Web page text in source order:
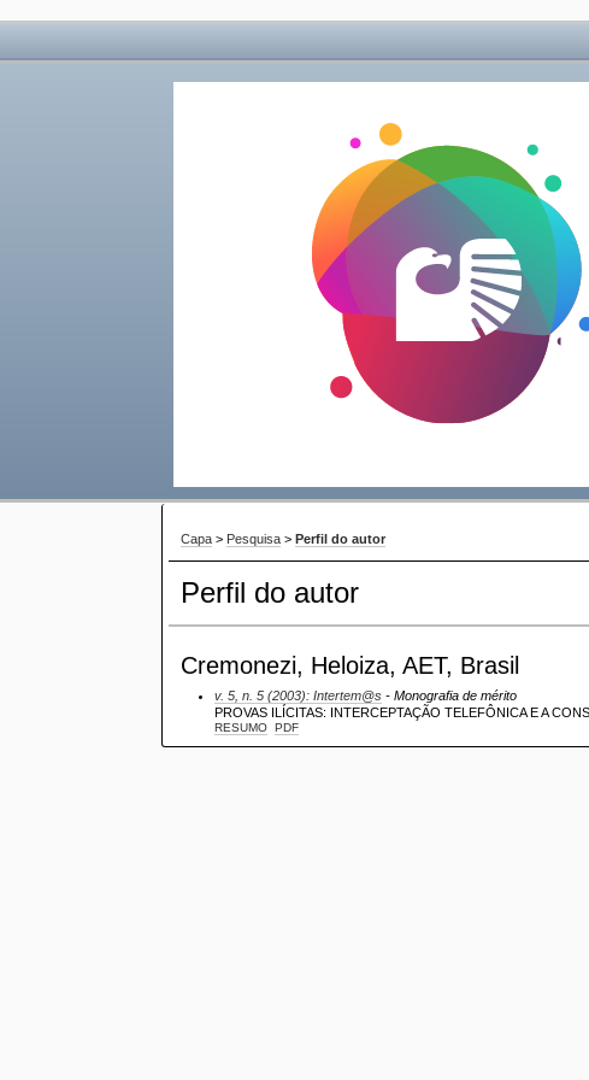
Capa > Pesquisa >Perfil do autor
Perfil do autor
Cremonezi, Heloiza, AET, Brasil
v. 5, n. 5 (2003): Intertem@s - Monografia de mérito
PROVAS ILÍCITAS: INTERCEPTAÇÃO TELEFÔNICA E A
RESUMO PDF